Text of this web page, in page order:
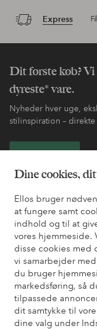
Dine cookies,
Ellos bruger
at fungere samt
indhold og til at
vores hjemmeside.
disse cookies med
vi samarbejder
du bruger
markedsføring, så
tilpassede
dit samtykke til
dine valg under
Express
Dit første køb? Vi
dyreste* vare.
Nyheder hver uge,
stilinspiration –
Har du brug for
Du kan finde svar på
Du kan også finde
Kundeservice